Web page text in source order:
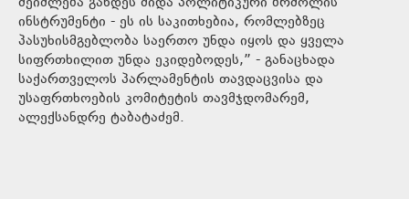
ინსტრუმენტი - ეს ის საკითხებია, რომლებზეც
პასუხისმგებლობა საერთო უნდა იყოს და ყველა
სიფრთხილით უნდა ეკიდებოდეს,” - განაცხადა
საქართველოს პარლამენტის თავდაცვისა და
უსაფრთხოების კომიტეტის თავმჯდომარემ,
ალექსანდრე ტაბატაძემ.